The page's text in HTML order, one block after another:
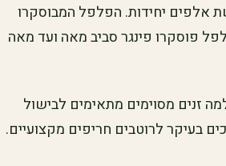
אלפים יחידות. הפלפל המבוסקרו
פוסקרו פינגר סביב מאה ועד מאה
זנים מסוימים מתאימים לבישול
בעיקר לרוטבים חריפים מקצועיים.